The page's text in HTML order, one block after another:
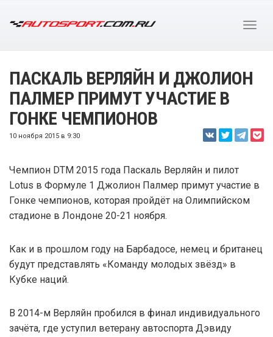
ПАСКАЛЬ ВЕРЛЯЙН И ДЖОЛИОН
ПАЛМЕР ПРИМУТ УЧАСТИЕ В
ГОНКЕ ЧЕМПИОНОВ
10 ноября 2015 в 9:30
Чемпион DTM 2015 года Паскаль Верляйн и пилот
Lotus в Формуле 1 Джолион Палмер примут участие в
Гонке чемпионов, которая пройдёт на Олимпийском
стадионе в Лондоне 20-21 ноября.
Как и в прошлом году на Барбадосе, немец и британец
будут представлять «Команду молодых звёзд» в
Кубке наций.
В 2014-м Верляйн пробился в финал индивидуального
зачёта, где уступил ветерану автоспорта Дэвиду